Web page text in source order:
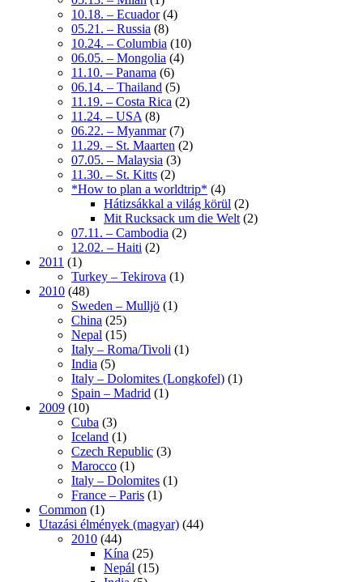
10.18. – Ecuador(4)
05.21. – Russia (8)
10.24. – Columbia (10)
06.05. – Mongolia (4)
11.10. – Panama (6)
06.14. – Thailand (5)
11.19. – Costa Rica (2)
11.24. – USA (8)
06.22. – Myanmar(7)
11.29. – St. Maarten (2)
07.05. – Malaysia (3)
11.30. – St. Kitts (2)
*How to plan a worldtrip* (4)
Hátizsákkal a világ körül (2)
Mit Rucksack um die Welt (2)
07.11. – Cambodia (2)
12.02. – Haiti (2)
2011 (1)
Turkey – Tekirova (1)
2010 (48)
Sweden – Mulljö (1)
China (25)
Nepal (15)
Italy – Roma/Tivoli (1)
India (5)
Italy – Dolomites (Longkofel) (1)
Spain – Madrid (1)
2009 (10)
Cuba (3)
Iceland (1)
Czech Republic (3)
Marocco (1)
Italy – Dolomites (1)
France – Paris (1)
Common (1)
Utazási élmények (magyar) (44)
2010 (44)
Kína (25)
Nepál (15)